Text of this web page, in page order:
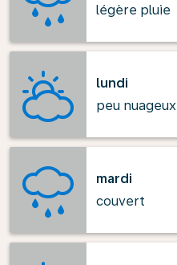
légère pluie
lundi
peu nuageux
mardi
couvert